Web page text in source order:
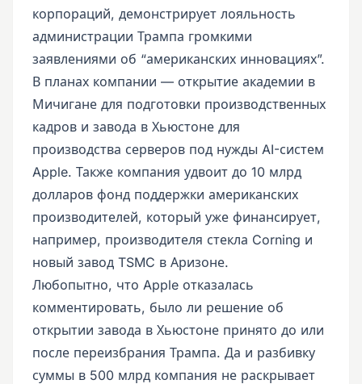
корпораций, демонстрирует лояльность
администрации Трампа громкими
заявлениями об “американских инновациях”.
В планах компании — открытие академии в
Мичигане для подготовки производственных
кадров и завода в Хьюстоне для
производства серверов под нужды AI-систем
Apple. Также компания удвоит до 10 млрд
долларов фонд поддержки американских
производителей, который уже финансирует,
например, производителя стекла Corning и
новый завод TSMC в Аризоне.
Любопытно, что Apple отказалась
комментировать, было ли решение об
открытии завода в Хьюстоне принято до или
после переизбрания Трампа. Да и разбивку
суммы в 500 млрд компания не раскрывает